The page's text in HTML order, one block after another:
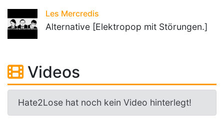
Les Mercredis
Alternative [Elektropop mit Störungen.]
Videos
Hate2Lose hat noch kein Video hinterlegt!